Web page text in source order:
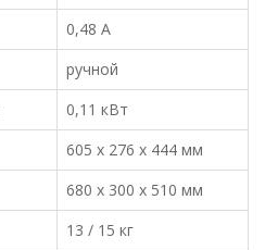
0,48 A
ручной
0,11 кВт
605 x 276 x 444 мм
680 x 300 x 510 мм
13 / 15 кг